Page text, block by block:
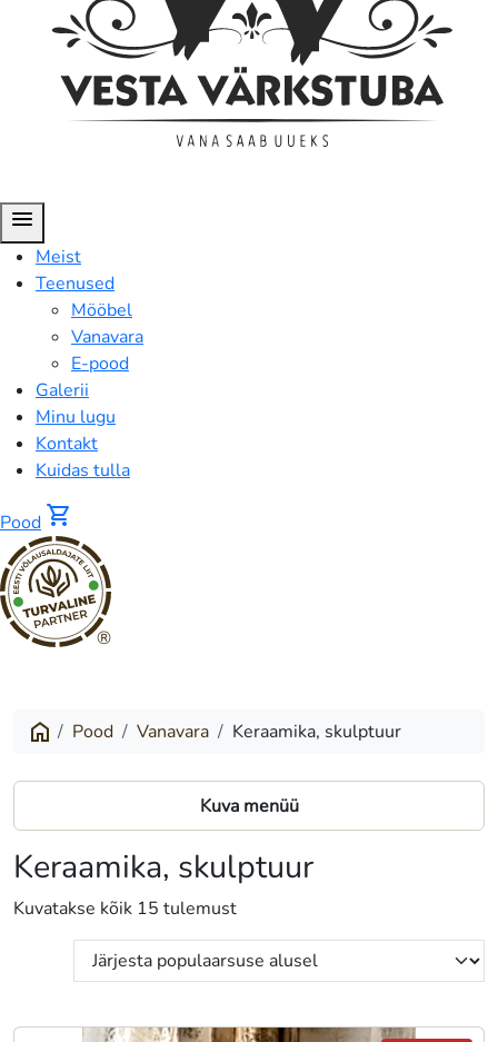
menu
Meist
Teenused
Mööbel
Vanavara
E-pood
Galerii
Minu lugu
Kontakt
Kuidas tulla
Pood shopping_cart
®
Pood Vanavara Keraamika, skulptuur
Kuva menüü
Keraamika, skulptuur
Kuvatakse kõik 15 tulemustSorteeritud
populaarsuse
järgi